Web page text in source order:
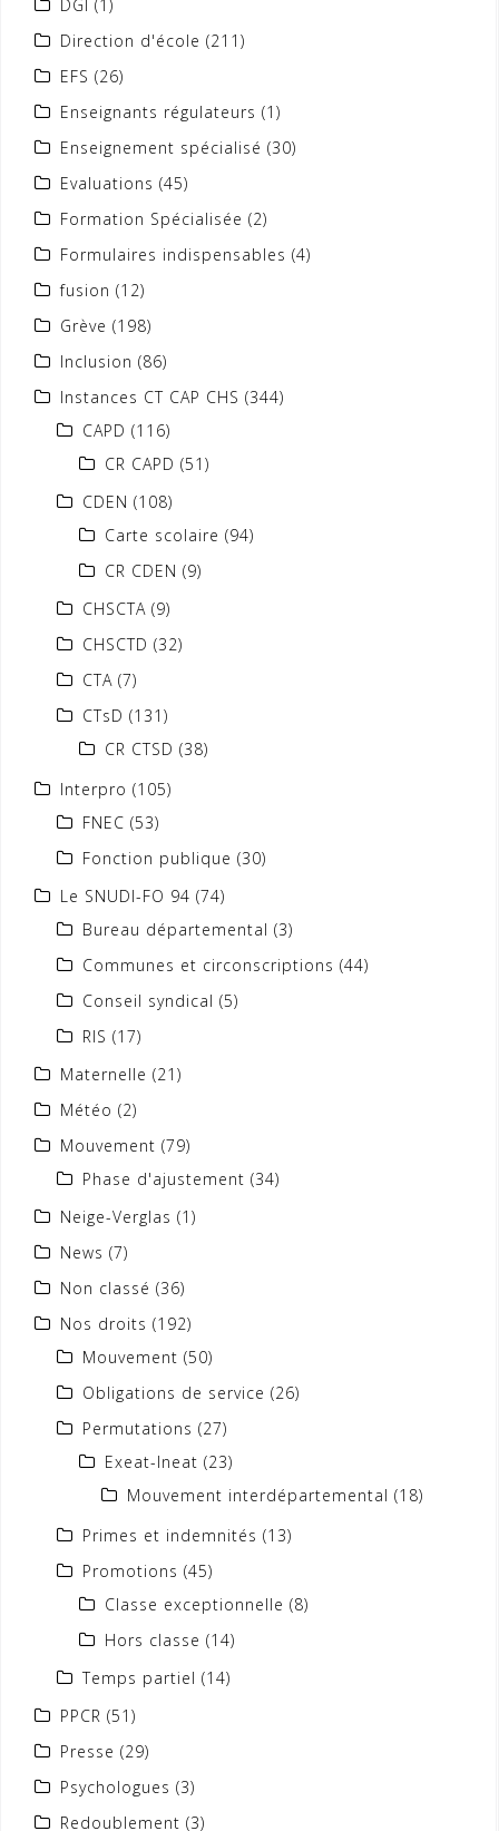
DGI (1)
Direction d'école (211)
EFS (26)
Enseignants régulateurs (1)
Enseignement spécialisé (30)
Evaluations (45)
Formation Spécialisée (2)
Formulaires indispensables (4)
fusion (12)
Grève (198)
Inclusion (86)
Instances CT CAP CHS (344)
CAPD (116)
CR CAPD (51)
CDEN (108)
Carte scolaire (94)
CR CDEN (9)
CHSCTA (9)
CHSCTD (32)
CTA (7)
CTsD (131)
CR CTSD (38)
Interpro (105)
FNEC (53)
Fonction publique (30)
Le SNUDI-FO 94 (74)
Bureau départemental (3)
Communes et circonscriptions (44)
Conseil syndical (5)
RIS (17)
Maternelle (21)
Météo (2)
Mouvement (79)
Phase d'ajustement (34)
Neige-Verglas (1)
News (7)
Non classé (36)
Nos droits (192)
Mouvement (50)
Obligations de service (26)
Permutations (27)
Exeat-Ineat (23)
Mouvement interdépartemental (18)
Primes et indemnités (13)
Promotions (45)
Classe exceptionnelle (8)
Hors classe (14)
Temps partiel (14)
PPCR (51)
Presse (29)
Psychologues (3)
Redoublement (3)